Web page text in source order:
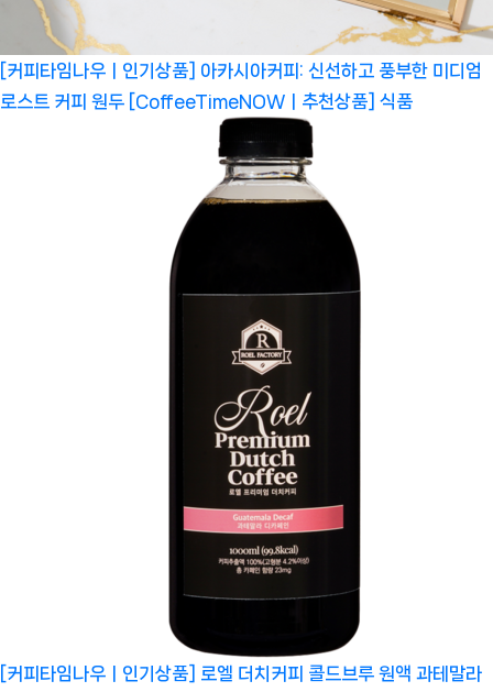
[커피타임나우ㅣ인기상품] 아카시아커피: 신선하고 풍부한 미디엄
로스트 커피 원두 [CoffeeTimeNOWㅣ추천상품] 식품
[커피타임나우ㅣ인기상품] 로엘 더치커피 콜드브루 원액 과테말라